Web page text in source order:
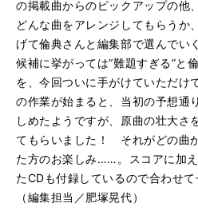
の掲載曲からのピックアップの他
どんな曲をアレンジしてもらうか
げて倫典さんと編集部で選んでい
候補に挙がっては“難題すぎる”と
を、今回ついに手がけていただ
の作業が始まると、当初の予想通
しめたようですが、原曲の壮大さ
てもらいました！ それがどの曲
た方のお楽しみ……。スコアに加
たCDも付録しているので合わせて
（編集担当／肥塚晃代）